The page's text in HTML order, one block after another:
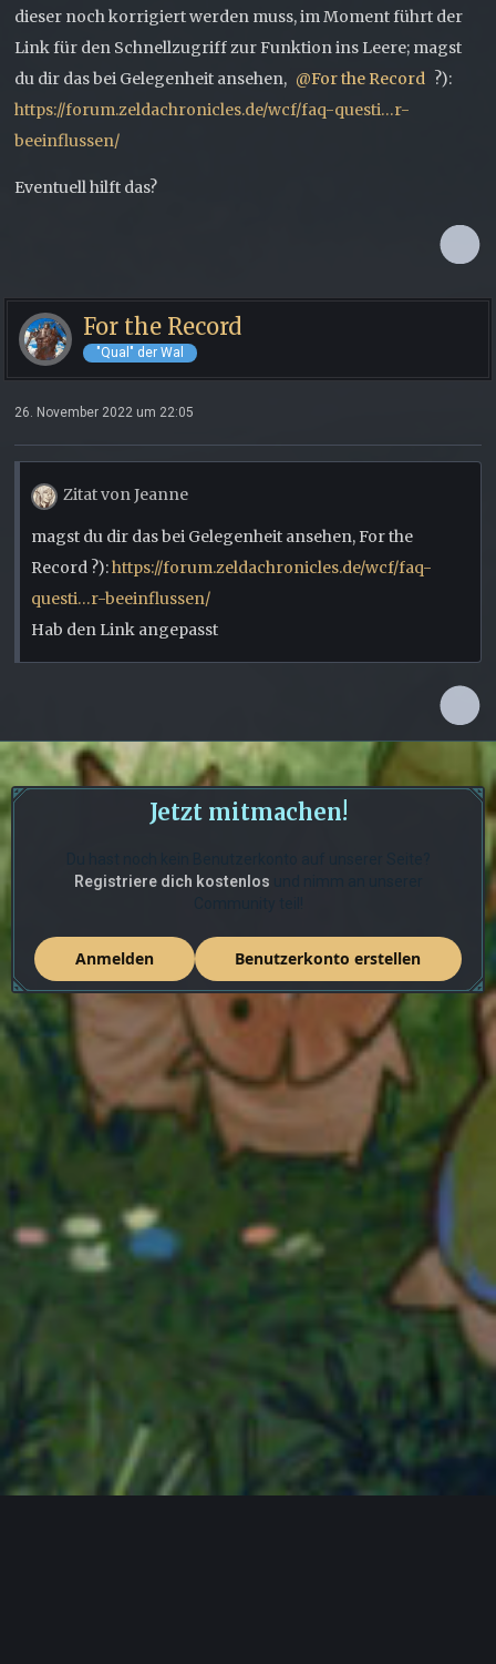
dieser noch korrigiert werden muss, im Moment führt der
Link für den Schnellzugriff zur Funktion ins Leere; magst
du dir das bei Gelegenheit ansehen,
For the Record ?):
https://forum.zeldachronicles.de/wcf/faq-questi…r-
beeinflussen/
Eventuell hilft das?
For the Record
"Qual" der Wal
26. November 2022 um 22:05
Zitat von Jeanne
magst du dir das bei Gelegenheit ansehen, For the
Record ?):https://forum.zeldachronicles.de/wcf/faq-
questi…r-beeinflussen/
Hab den Link angepasst
Jetzt mitmachen!
Registriere dich kostenlos
Benutzerkonto erstellen
Anmelden